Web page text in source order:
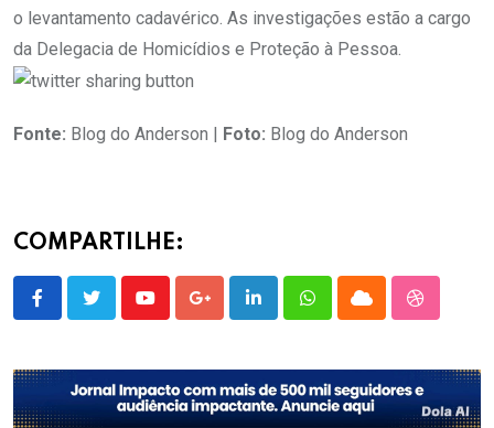
o levantamento cadavérico. As investigações estão a cargo
da Delegacia de Homicídios e Proteção à Pessoa.
Fonte: Blog do Anderson | Foto: Blog do Anderson
COMPARTILHE:
YoutubeGoogle+LinkedInWhatsappCloud